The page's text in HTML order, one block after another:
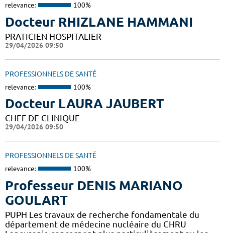
relevance: 100%
Docteur RHIZLANE HAMMANI
PRATICIEN HOSPITALIER
29/04/2026 09:50
PROFESSIONNELS DE SANTÉ
relevance: 100%
Docteur LAURA JAUBERT
CHEF DE CLINIQUE
29/04/2026 09:50
PROFESSIONNELS DE SANTÉ
relevance: 100%
Professeur DENIS MARIANO
GOULART
PUPH Les travaux de recherche fondamentale du
département de médecine nucléaire du CHRU